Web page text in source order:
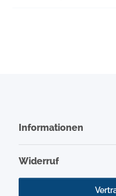
Informationen
Widerruf